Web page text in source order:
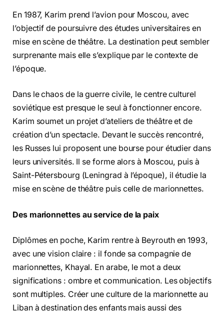
En 1987, Karim prend l’avion pour Moscou, avec
l’objectif de poursuivre des études universitaires en
mise en scène de théâtre. La destination peut sembler
surprenante mais elle s’explique par le contexte de
l’époque.
Dans le chaos de la guerre civile, le centre culturel
soviétique est presque le seul à fonctionner encore.
Karim soumet un projet d’ateliers de théâtre et de
création d’un spectacle. Devant le succès rencontré,
les Russes lui proposent une bourse pour étudier dans
leurs universités. Il se forme alors à Moscou, puis à
Saint-Pétersbourg (Leningrad à l’époque), il étudie la
mise en scène de théâtre puis celle de marionnettes.
Des marionnettes au service de la paix
Diplômes en poche, Karim rentre à Beyrouth en 1993,
avec une vision claire : il fonde sa compagnie de
marionnettes, Khayal. En arabe, le mot a deux
significations : ombre et communication. Les objectifs
sont multiples. Créer une culture de la marionnette au
Liban à destination des enfants mais aussi des